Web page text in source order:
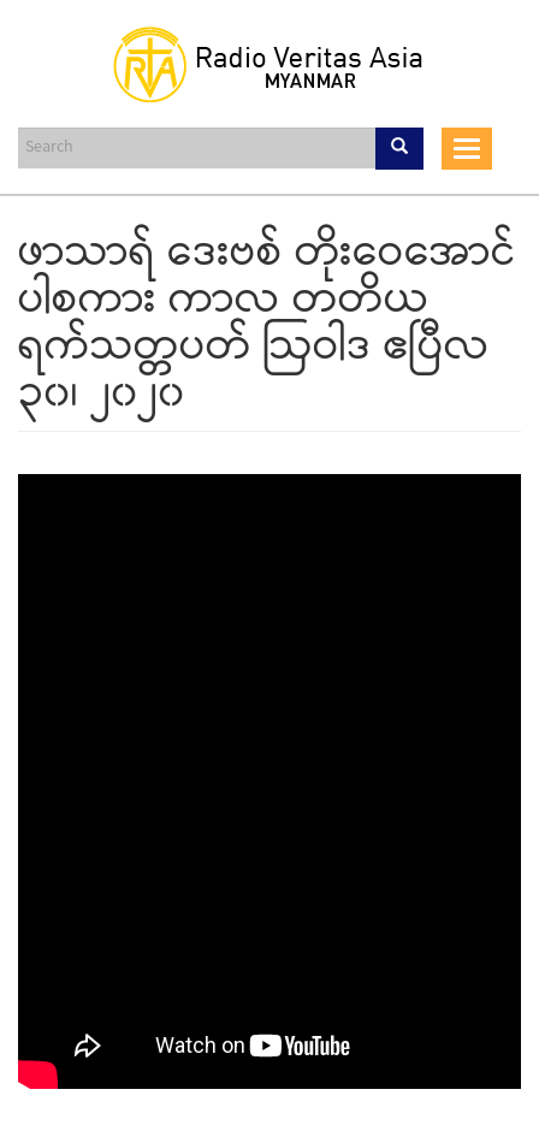
content
Toggle
ဖာသာရ် ဒေးဗစ် တိုးဝေအောင်
ပါစကား ကာလ တတိယ
ရက်သတ္တပတ် ဩဝါဒ ဧပြီလ
၃၀၊ ၂၀၂၀